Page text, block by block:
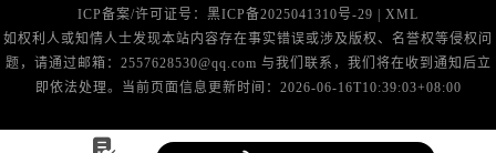
ICP备案/许可证号： 黑ICP备2025041310号-29
XML
如权利人或知情人士发现本站内容存在事实错误或涉及版权、名誉权等侵权问
题，请通过邮箱：2557628530@qq.com 与我们联系，我们将在收到通知后立
即依法处理。当前页面信息更新时间：2026-06-16T10:39:03+08:00